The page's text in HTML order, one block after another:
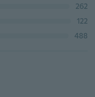
262
122
488